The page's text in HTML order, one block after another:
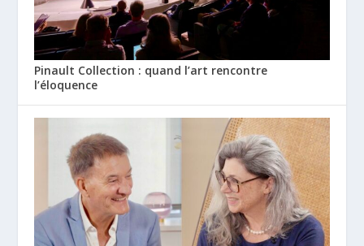
Pinault Collection : quand l’art rencontre
l’éloquence